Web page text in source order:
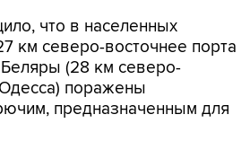
что в населенных
км северо-восточнее порта
(28 км северо-
поражены
предназначенным для